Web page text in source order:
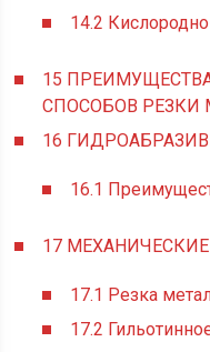
14.2
15
СПОСОБОВ РЕЗКИ
16
16.1
17
17.1 Резка
17.2